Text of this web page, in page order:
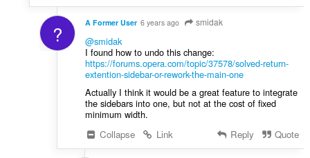
? A Former User 6 years ago smidak
@smidak
I found how to undo this change:
https://forums.opera.com/topic/37578/solved-return-
extention-sidebar-or-rework-the-main-one
Actually I think it would be a great feature to integrate
the sidebars into one, but not at the cost of fixed
minimum width.
Collapse
Link Reply Quote